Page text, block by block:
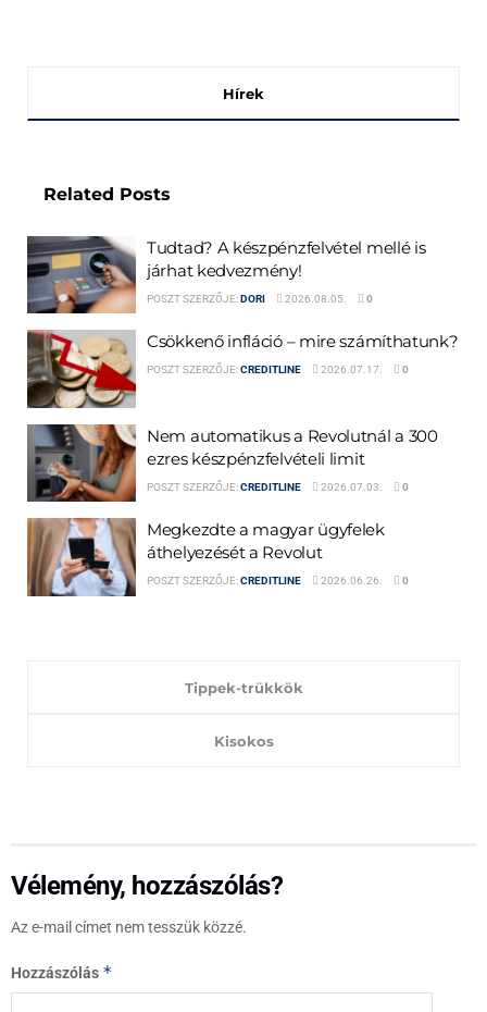
Hírek
Related Posts
Tudtad? A készpénzfelvétel mellé is
járhat kedvezmény!
POSZT SZERZŐJE:DORI 2026.08.05. 0
Csökkenő infláció – mire számíthatunk?
POSZT SZERZŐJE:CREDITLINE 2026.07.17. 0
Nem automatikus a Revolutnál a 300
ezres készpénzfelvételi limit
POSZT SZERZŐJE:CREDITLINE 2026.07.03. 0
Megkezdte a magyar ügyfelek
áthelyezését a Revolut
POSZT SZERZŐJE:CREDITLINE 2026.06.26. 0
Tippek-trükkök
Kisokos
Vélemény, hozzászólás?
Az e-mail címet nem tesszük közzé.
Hozzászólás *